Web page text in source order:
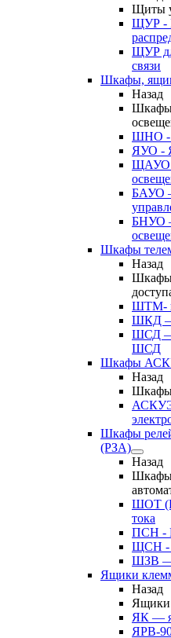
Щиты
ЩУР -
ЩУР
связи
Шкафы,
Назад
ШНО -
ЯУО -
ЩАУО
БАУО
БНУО
Шкафы
Назад
Шкафы
ШТМ-
ШКД —
ШСД —
ШСД
Шкафы
Назад
АСКУЭ
Шкафы
(РЗА)
Назад
Шкафы
ШОТ
тока
ПСН -
ЩСН -
ШЗВ —
Ящики
Назад
Ящики
ЯК —
ЯРВ-